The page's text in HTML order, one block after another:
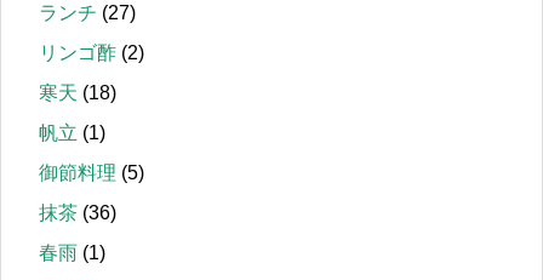
ランチ (27)
リンゴ酢 (2)
寒天 (18)
帆立 (1)
御節料理 (5)
抹茶 (36)
春雨 (1)